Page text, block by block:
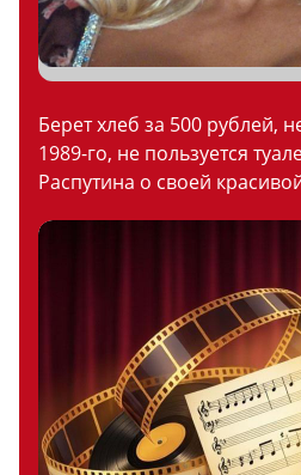
Берет хлеб за 500 рублей,
1989-го, не пользуется
Распутина о своей